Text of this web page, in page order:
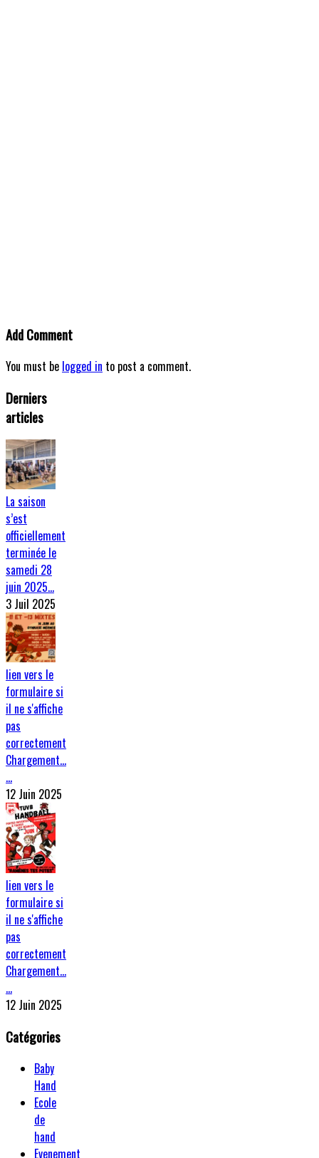
Add Comment
You must be logged in to post a comment.
Derniers
articles
La saison
s’est
officiellement
terminée le
samedi 28
juin 2025…
3 Juil 2025
lien vers le
formulaire si
il ne s'affiche
pas
correctement
Chargement…
…
12 Juin 2025
lien vers le
formulaire si
il ne s'affiche
pas
correctement
Chargement…
…
12 Juin 2025
Catégories
Baby
Hand
Ecole
de
hand
Evenement